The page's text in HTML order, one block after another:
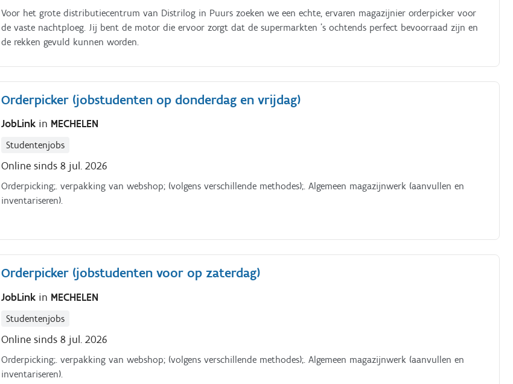
Voor het grote distributiecentrum van Distrilog in Puurs zoeken we een echte, ervaren magazijnier orderpicker voor
de vaste nachtploeg. Jij bent de motor die ervoor zorgt dat de supermarkten 's ochtends perfect bevoorraad zijn en
de rekken gevuld kunnen worden.
Orderpicker (jobstudenten op donderdag en vrijdag)
JobLink in MECHELEN
Studentenjobs
Online sinds 8 jul. 2026
Orderpicking;. verpakking van webshop; (volgens verschillende methodes);. Algemeen magazijnwerk (aanvullen en
inventariseren).
Orderpicker (jobstudenten voor op zaterdag)
JobLink in MECHELEN
Studentenjobs
Online sinds 8 jul. 2026
Orderpicking;. verpakking van webshop; (volgens verschillende methodes);. Algemeen magazijnwerk (aanvullen en
inventariseren).